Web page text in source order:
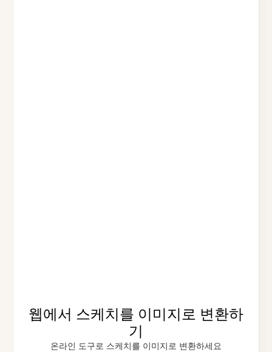
웹에서 스케치를 이미지로 변환하
기
온라인 도구로 스케치를 이미지로 변환하세요